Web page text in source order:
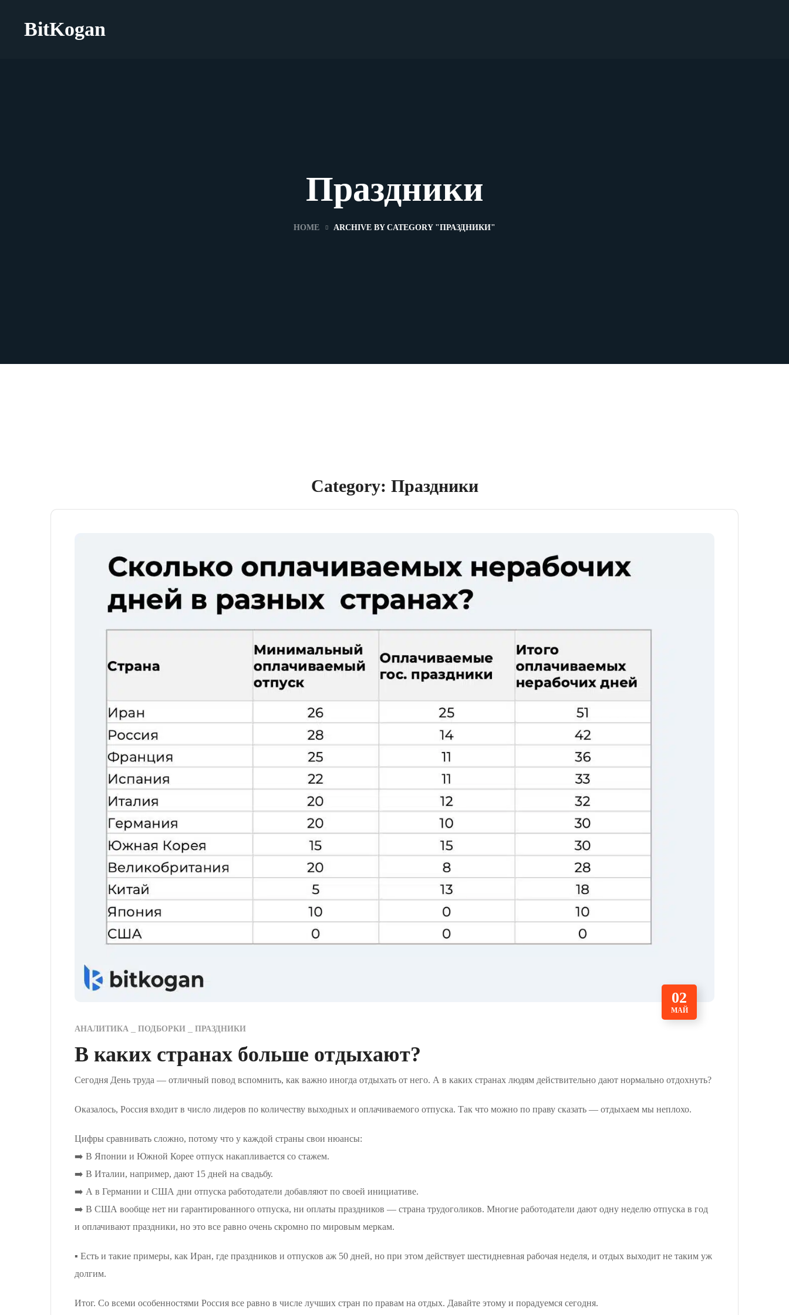
BitKogan
Праздники
HOME ARCHIVE BY CATEGORY "ПРАЗДНИКИ"
Category: Праздники
02
МАЙ
АНАЛИТИКА ПОДБОРКИ ПРАЗДНИКИ
В каких странах больше отдыхают?
Сегодня День труда — отличный повод вспомнить, как важно иногда отдыхать от него. А в каких странах людям действительно дают нормально отдохнуть?
Оказалось, Россия входит в число лидеров по количеству выходных и оплачиваемого отпуска. Так что можно по праву сказать — отдыхаем мы неплохо.
Цифры сравнивать сложно, потому что у каждой страны свои нюансы:
➡️ В Японии и Южной Корее отпуск накапливается со стажем.
➡️ В Италии, например, дают 15 дней на свадьбу.
➡️ А в Германии и США дни отпуска работодатели добавляют по своей инициативе.
➡️ В США вообще нет ни гарантированного отпуска, ни оплаты праздников — страна трудоголиков. Многие работодатели дают одну неделю отпуска в год
и оплачивают праздники, но это все равно очень скромно по мировым меркам.
▪️ Есть и такие примеры, как Иран, где праздников и отпусков аж 50 дней, но при этом действует шестидневная рабочая неделя, и отдых выходит не таким уж
долгим.
Итог. Со всеми особенностями Россия все равно в числе лучших стран по правам на отдых. Давайте этому и порадуемся сегодня.